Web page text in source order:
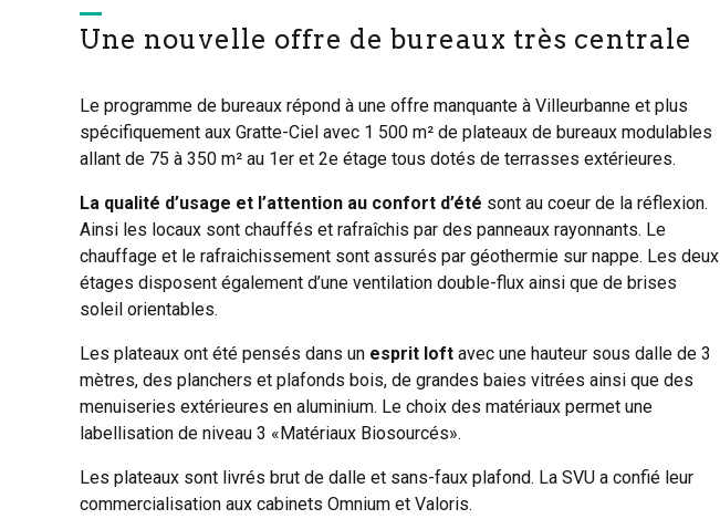
Une nouvelle offre de bureaux très centrale
Le programme de bureaux répond à une offre manquante à Villeurbanne et plus
spécifiquement aux Gratte-Ciel avec 1 500 m² de plateaux de bureaux modulables
allant de 75 à 350 m² au 1er et 2e étage tous dotés de terrasses extérieures.
La qualité d’usage et l’attention au confort d’été sont au coeur de la réflexion.
Ainsi les locaux sont chauffés et rafraîchis par des panneaux rayonnants. Le
chauffage et le rafraichissement sont assurés par géothermie sur nappe. Les deux
étages disposent également d’une ventilation double-flux ainsi que de brises
soleil orientables.
Les plateaux ont été pensés dans un esprit loft avec une hauteur sous dalle de 3
mètres, des planchers et plafonds bois, de grandes baies vitrées ainsi que des
menuiseries extérieures en aluminium. Le choix des matériaux permet une
labellisation de niveau 3 «Matériaux Biosourcés».
Les plateaux sont livrés brut de dalle et sans-faux plafond. La SVU a confié leur
commercialisation aux cabinets Omnium et Valoris.